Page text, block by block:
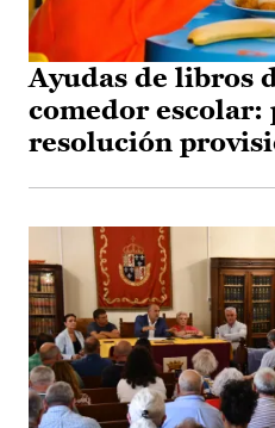
Ayudas de libros
comedor escolar:
resolución